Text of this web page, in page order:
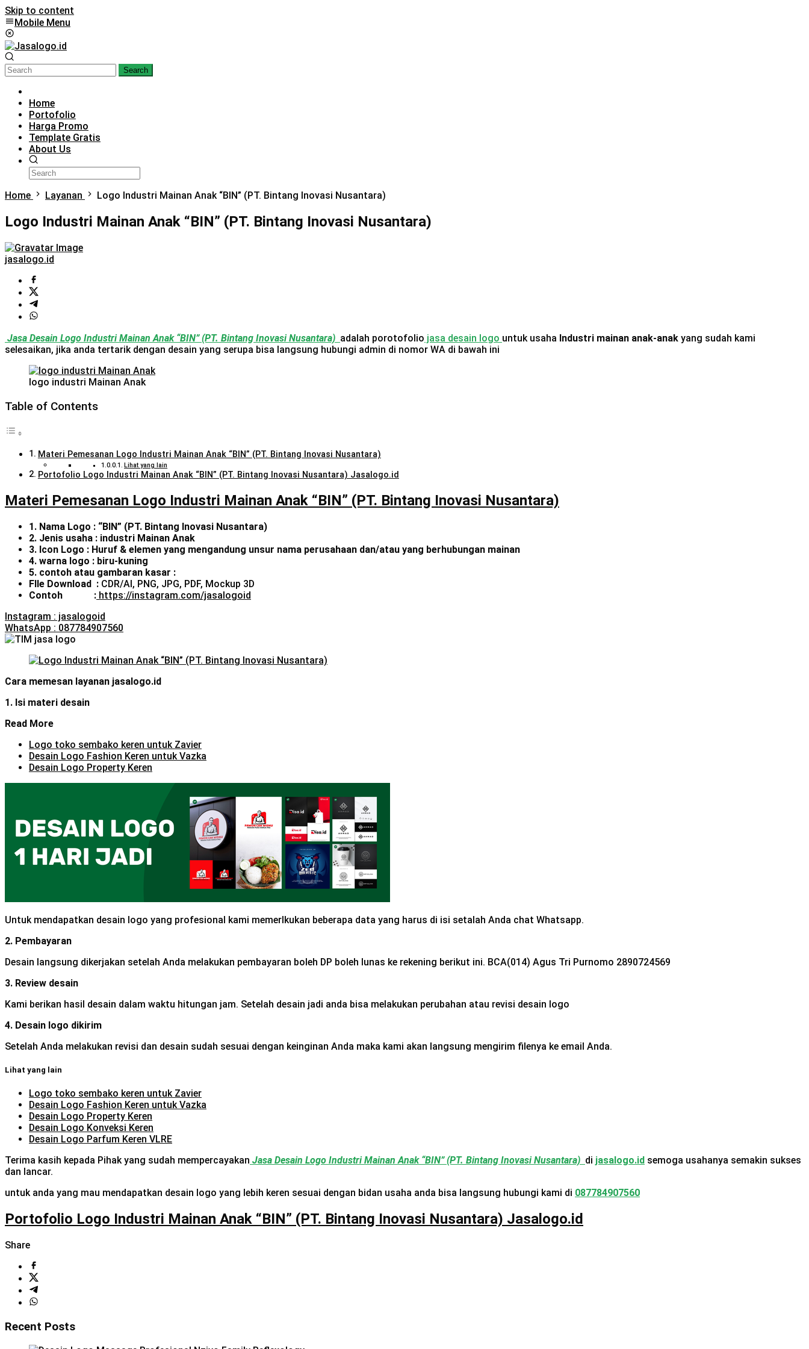
Skip to content
Mobile Menu
Search
Home
Portofolio
Harga Promo
Template Gratis
About Us
Home Layanan Logo Industri Mainan Anak “BIN” (PT. Bintang Inovasi Nusantara)
Logo Industri Mainan Anak “BIN” (PT. Bintang Inovasi Nusantara)
jasalogo.id
Jasa Desain Logo Industri Mainan Anak “BIN” (PT. Bintang Inovasi Nusantara) adalah porotofolio jasa desain logo untuk usaha Industri mainan anak-anak yang sudah kami
selesaikan, jika anda tertarik dengan desain yang serupa bisa langsung hubungi admin di nomor WA di bawah ini
logo industri Mainan Anak
Table of Contents
Materi Pemesanan Logo Industri Mainan Anak “BIN” (PT. Bintang Inovasi Nusantara)
Lihat yang lain
Portofolio Logo Industri Mainan Anak “BIN” (PT. Bintang Inovasi Nusantara) Jasalogo.id
Materi Pemesanan Logo Industri Mainan Anak “BIN” (PT. Bintang Inovasi Nusantara)
1. Nama Logo : “BIN” (PT. Bintang Inovasi Nusantara)
2. Jenis usaha : industri Mainan Anak
3. Icon Logo : Huruf & elemen yang mengandung unsur nama perusahaan dan/atau yang berhubungan mainan
4. warna logo : biru-kuning
5. contoh atau gambaran kasar :
FIle Download : CDR/AI, PNG, JPG, PDF, Mockup 3D
Contoh : https://instagram.com/jasalogoid
Instagram : jasalogoid
WhatsApp : 087784907560
Cara memesan layanan jasalogo.id
1. Isi materi desain
Read More
Logo toko sembako keren untuk Zavier
Desain Logo Fashion Keren untuk Vazka
Desain Logo Property Keren
Untuk mendapatkan desain logo yang profesional kami memerlkukan beberapa data yang harus di isi setalah Anda chat Whatsapp.
2. Pembayaran
Desain langsung dikerjakan setelah Anda melakukan pembayaran boleh DP boleh lunas ke rekening berikut ini. BCA(014) Agus Tri Purnomo 2890724569
3. Review desain
Kami berikan hasil desain dalam waktu hitungan jam. Setelah desain jadi anda bisa melakukan perubahan atau revisi desain logo
4. Desain logo dikirim
Setelah Anda melakukan revisi dan desain sudah sesuai dengan keinginan Anda maka kami akan langsung mengirim filenya ke email Anda.
Lihat yang lain
Logo toko sembako keren untuk Zavier
Desain Logo Fashion Keren untuk Vazka
Desain Logo Property Keren
Desain Logo Konveksi Keren
Desain Logo Parfum Keren VLRE
Terima kasih kepada Pihak yang sudah mempercayakan Jasa Desain Logo Industri Mainan Anak “BIN” (PT. Bintang Inovasi Nusantara) di jasalogo.id semoga usahanya semakin sukses
dan lancar.
untuk anda yang mau mendapatkan desain logo yang lebih keren sesuai dengan bidan usaha anda bisa langsung hubungi kami di 087784907560
Portofolio Logo Industri Mainan Anak “BIN” (PT. Bintang Inovasi Nusantara) Jasalogo.id
Share
Recent Posts